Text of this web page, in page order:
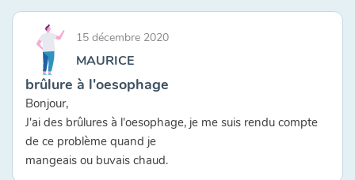
15 décembre 2020
MAURICE
brûlure à l'oesophage
Bonjour,
J'ai des brûlures à l'oesophage, je me suis rendu compte
de ce problème quand je
mangeais ou buvais chaud.